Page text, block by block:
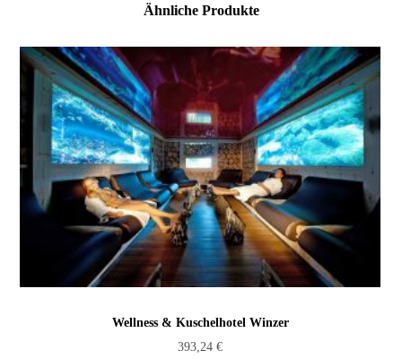
Ähnliche Produkte
Wellness & Kuschelhotel Winzer
393,24€